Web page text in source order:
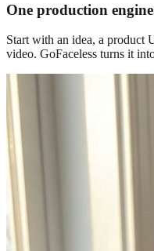
One production
Start with an idea, a product
video. GoFaceless turns it